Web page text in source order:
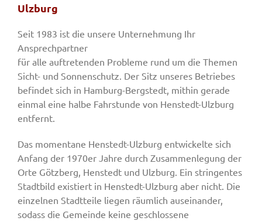
Ulzburg
Seit 1983 ist die unsere Unternehmung Ihr
Ansprechpartner
für alle auftretenden Probleme rund um die Themen
Sicht- und Sonnenschutz. Der Sitz unseres Betriebes
befindet sich in Hamburg-Bergstedt, mithin gerade
einmal eine halbe Fahrstunde von Henstedt-Ulzburg
entfernt.
Das momentane Henstedt-Ulzburg entwickelte sich
Anfang der 1970er Jahre durch Zusammenlegung der
Orte Götzberg, Henstedt und Ulzburg. Ein stringentes
Stadtbild existiert in Henstedt-Ulzburg aber nicht. Die
einzelnen Stadtteile liegen räumlich auseinander,
sodass die Gemeinde keine geschlossene